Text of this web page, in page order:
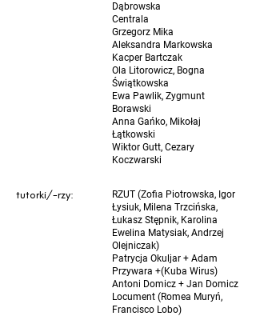
Dąbrowska
Centrala
Grzegorz Mika
Aleksandra Markowska
Kacper Bartczak
Ola Litorowicz, Bogna
Świątkowska
Ewa Pawlik, Zygmunt
Borawski
Anna Gańko, Mikołaj
Łątkowski
Wiktor Gutt, Cezary
Koczwarski
tutorki/-rzy:
RZUT (Zofia Piotrowska, Igor
Łysiuk, Milena Trzcińska,
Łukasz Stępnik, Karolina
Ewelina Matysiak, Andrzej
Olejniczak)
Patrycja Okuljar + Adam
Przywara +(Kuba Wirus)
Antoni Domicz + Jan Domicz
Locument (Romea Muryń,
Francisco Lobo)